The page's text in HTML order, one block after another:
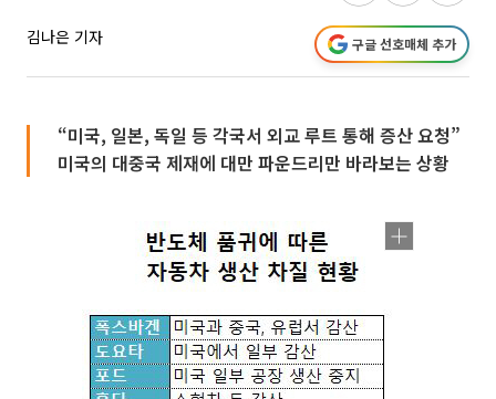
김나은 기자 구글 선호매체 추가
“미국, 일본, 독일 등 각국서 외교 루트 통해 증산 요청”
미국의 대중국 제재에 대만 파운드리만 바라보는 상황